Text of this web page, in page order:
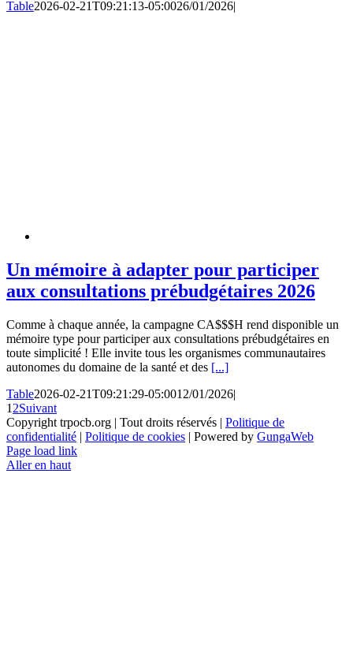
Table2026-02-21T09:21:13-05:0026/01/2026|
Un mémoire à adapter pour participer
aux consultations prébudgétaires 2026
Comme à chaque année, la campagne CA$$$H rend disponible un
mémoire type pour participer aux consultations prébudgétaires en
toute simplicité ! Elle invite tous les organismes communautaires
autonomes du domaine de la santé et des [...]
Table2026-02-21T09:21:29-05:0012/01/2026|
1 2Suivant
Copyright trpocb.org | Tout droits réservés | Politique de
confidentialité | Politique de cookies | Powered by GungaWeb
Page load link
Aller en haut